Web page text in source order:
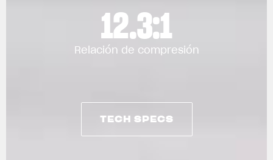
12.3:1
Relación de compresión
TECH SPECS